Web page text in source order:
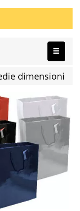
dimensioni